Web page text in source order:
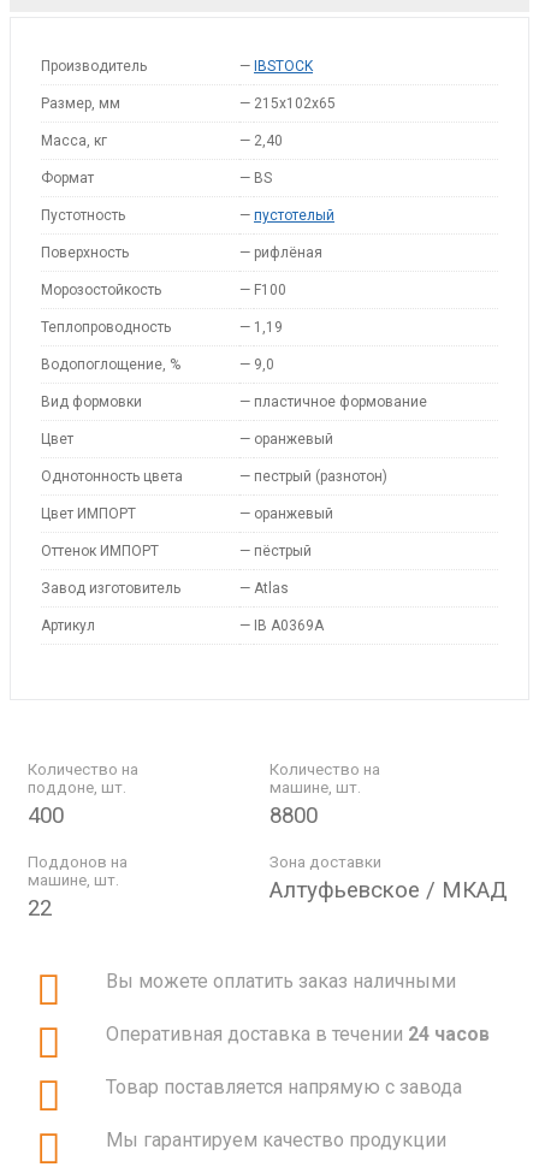
Производитель — IBSTOCK
Размер, мм — 215x102x65
Масса, кг — 2,40
Формат — BS
Пустотность — пустотелый
Поверхность — рифлёная
Морозостойкость — F100
Теплопроводность — 1,19
Водопоглощение, % — 9,0
Вид формовки — пластичное формование
Цвет — оранжевый
Однотонность цвета — пестрый (разнотон)
Цвет ИМПОРТ — оранжевый
Оттенок ИМПОРТ — пёстрый
Завод изготовитель — Atlas
Артикул — IB A0369A
Количество на
поддоне, шт.
400
Количество на
машине, шт.
8800
Поддонов на
машине, шт.
22
Зона доставки
Алтуфьевское / МКАД
Вы можете оплатить заказ наличными
Оперативная доставка в течении 24 часов
Товар поставляется напрямую с завода
Мы гарантируем качество продукции